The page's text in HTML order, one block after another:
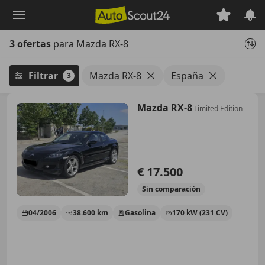
principal
3 ofertas para Mazda RX-8
Filtrar 3 Mazda RX-8 España
Mazda RX-8 Limited Edition
€ 17.500
Sin comparación
04/2006 38.600 km Gasolina 170 kW (231 CV)